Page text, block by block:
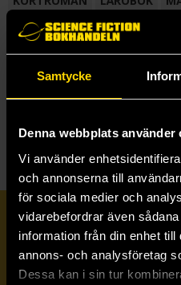
Samtycke
Denna webbplats använder
Vi använder
och annonserna till
för sociala medier och
vidarebefordrar även
information från din enhet
annons- och analysföretag
Dessa kan i sin tur
NOVELLMAGASIN
SAMLINGSVOLYM
TECKNA
N
Prenumerera